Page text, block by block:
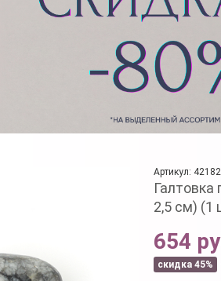
Артикул:
Галтовка
2,5 см) (1
654
скидка 45%